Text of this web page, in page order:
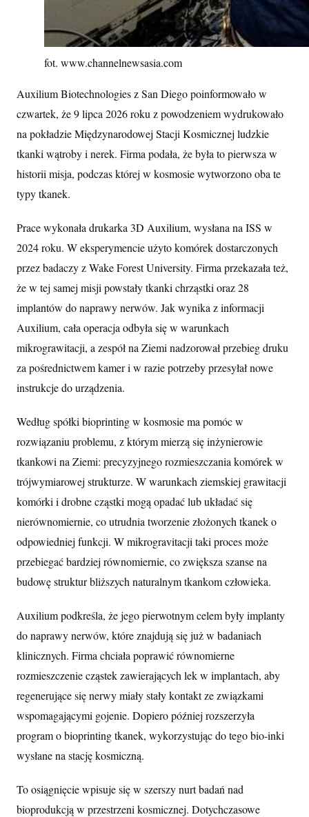
fot. www.channelnewsasia.com
Auxilium Biotechnologies z San Diego poinformowało w
czwartek, że 9 lipca 2026 roku z powodzeniem wydrukowało
na pokładzie Międzynarodowej Stacji Kosmicznej ludzkie
tkanki wątroby i nerek. Firma podała, że była to pierwsza w
historii misja, podczas której w kosmosie wytworzono oba te
typy tkanek.
Prace wykonała drukarka 3D Auxilium, wysłana na ISS w
2024 roku. W eksperymencie użyto komórek dostarczonych
przez badaczy z Wake Forest University. Firma przekazała też,
że w tej samej misji powstały tkanki chrząstki oraz 28
implantów do naprawy nerwów. Jak wynika z informacji
Auxilium, cała operacja odbyła się w warunkach
mikrograwitacji, a zespół na Ziemi nadzorował przebieg druku
za pośrednictwem kamer i w razie potrzeby przesyłał nowe
instrukcje do urządzenia.
Według spółki bioprinting w kosmosie ma pomóc w
rozwiązaniu problemu, z którym mierzą się inżynierowie
tkankowi na Ziemi: precyzyjnego rozmieszczania komórek w
trójwymiarowej strukturze. W warunkach ziemskiej grawitacji
komórki i drobne cząstki mogą opadać lub układać się
nierównomiernie, co utrudnia tworzenie złożonych tkanek o
odpowiedniej funkcji. W mikrogravitacji taki proces może
przebiegać bardziej równomiernie, co zwiększa szanse na
budowę struktur bliższych naturalnym tkankom człowieka.
Auxilium podkreśla, że jego pierwotnym celem były implanty
do naprawy nerwów, które znajdują się już w badaniach
klinicznych. Firma chciała poprawić równomierne
rozmieszczenie cząstek zawierających lek w implantach, aby
regenerujące się nerwy miały stały kontakt ze związkami
wspomagającymi gojenie. Dopiero później rozszerzyła
program o bioprinting tkanek, wykorzystując do tego bio-inki
wysłane na stację kosmiczną.
To osiągnięcie wpisuje się w szerszy nurt badań nad
bioprodukcją w przestrzeni kosmicznej. Dotychczasowe